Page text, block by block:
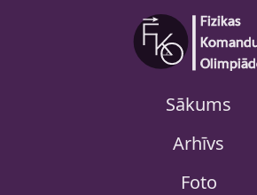
Sākums
Arhīvs
Foto